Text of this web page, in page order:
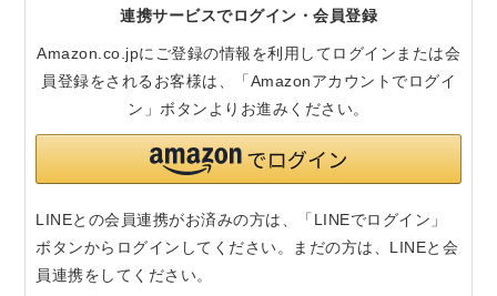
連携サービスでログイン・会員登録
Amazon.co.jpにご登録の情報を利用してログインまたは会
員登録をされるお客様は、「Amazonアカウントでログイ
ン」ボタンよりお進みください。
LINEとの会員連携がお済みの方は、「LINEでログイン」
ボタンからログインしてください。まだの方は、 LINEと会
員連携をしてください。